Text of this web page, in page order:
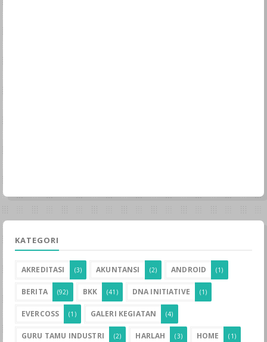
KATEGORI
AKREDITASI (3) AKUNTANSI (2) ANDROID (1)
BERITA (92) BKK (41) DNA INITIATIVE (1)
EVERCOSS (1) GALERI KEGIATAN (4)
GURU TAMU INDUSTRI (2) HARLAH (3) HOME (1)